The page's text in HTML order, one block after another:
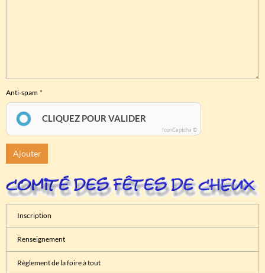
Anti-spam
CLIQUEZ POUR VALIDER
IconCaptcha ©
Ajouter
Inscription
Renseignement
Règlement de la foire à tout